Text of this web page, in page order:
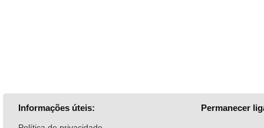
Informações úteis: Permanecer